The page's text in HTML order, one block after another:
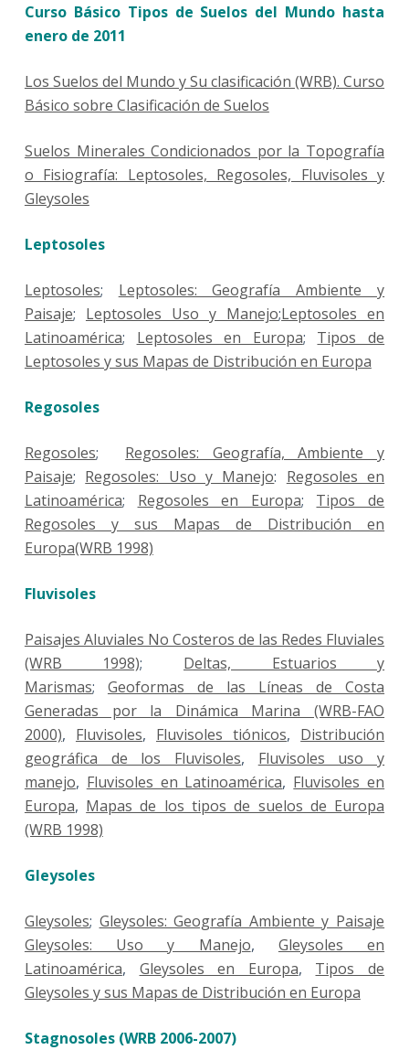
Curso Básico Tipos de Suelos del Mundo hasta
enero de 2011
Los Suelos del Mundo y Su clasificación (WRB). Curso
Básico sobre Clasificación de Suelos
Suelos Minerales Condicionados por la Topografía
o Fisiografía: Leptosoles, Regosoles, Fluvisoles y
Gleysoles
Leptosoles
Leptosoles; Leptosoles: Geografía Ambiente y
Paisaje; Leptosoles Uso y Manejo;Leptosoles en
Latinoamérica; Leptosoles en Europa; Tipos de
Leptosoles y sus Mapas de Distribución en Europa
Regosoles
Regosoles; Regosoles: Geografía, Ambiente y
Paisaje; Regosoles: Uso y Manejo: Regosoles en
Latinoamérica; Regosoles en Europa; Tipos de
Regosoles y sus Mapas de Distribución en
Europa(WRB 1998)
Fluvisoles
Paisajes Aluviales No Costeros de las Redes Fluviales
(WRB 1998); Deltas, Estuarios y
Marismas; Geoformas de las Líneas de Costa
Generadas por la Dinámica Marina (WRB-FAO
2000), Fluvisoles, Fluvisoles tiónicos, Distribución
geográfica de los Fluvisoles, Fluvisoles uso y
manejo, Fluvisoles en Latinoamérica, Fluvisoles en
Europa, Mapas de los tipos de suelos de Europa
(WRB 1998)
Gleysoles
Gleysoles; Gleysoles: Geografía Ambiente y Paisaje
Gleysoles: Uso y Manejo, Gleysoles en
Latinoamérica, Gleysoles en Europa, Tipos de
Gleysoles y sus Mapas de Distribución en Europa
Stagnosoles (WRB 2006-2007)